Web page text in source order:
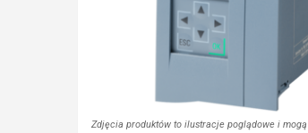
Zdjęcia produktów to ilustracje poglądowe i